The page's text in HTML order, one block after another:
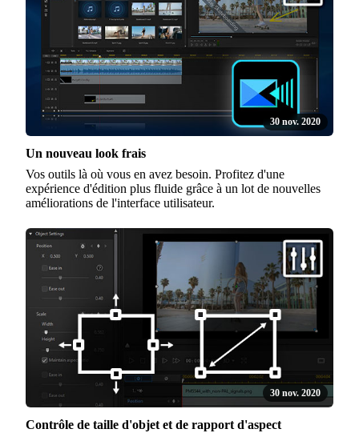
30 nov. 2020
Un nouveau look frais
Vos outils là où vous en avez besoin. Profitez d'une
expérience d'édition plus fluide grâce à un lot de nouvelles
améliorations de l'interface utilisateur.
30 nov. 2020
Contrôle de taille d'objet et de rapport d'aspect